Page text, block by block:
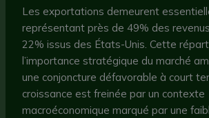
Les exportations demeurent
représentant près de 49% des
22% issus des États-Unis. Cette
l’importance stratégique du marché
une conjoncture défavorable à court
croissance est freinée par un contexte
macroéconomique marqué par une